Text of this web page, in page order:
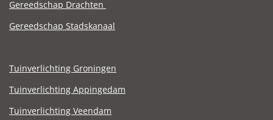
Gereedschap Drachten
Gereedschap Stadskanaal
Tuinverlichting Groningen
Tuinverlichting Appingedam
Tuinverlichting Veendam